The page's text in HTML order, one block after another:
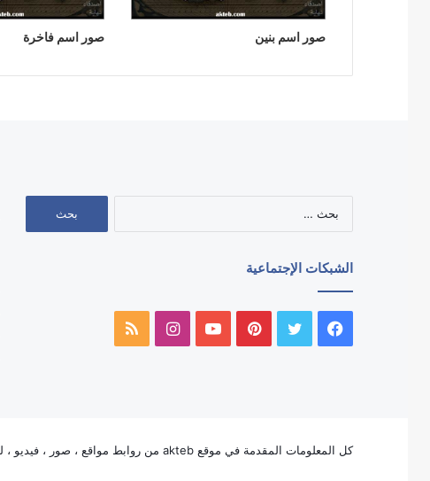
صور اسم بنين صور اسم فاخرة
الشبكات الإجتماعية
فيسبوك تويتر بينتيريستيوتيوبانستقرامملخص
كل المعلومات المقدمة في موقع akteb من روابط مواقع ، صور ، فيديو ، لوجوهات ، وأيقونات الخ ، ملكاً للغير ولا تنتمى بأي شكل من الأشكال لملكية موقع akteb بإستثناء لوجو وأيقون akteb.